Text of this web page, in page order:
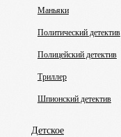
Маньяки
Политический детектив
Полицейский детектив
Триллер
Шпионский детектив
Детское